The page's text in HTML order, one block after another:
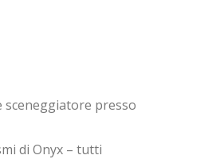
sceneggiatore presso
di Onyx – tutti